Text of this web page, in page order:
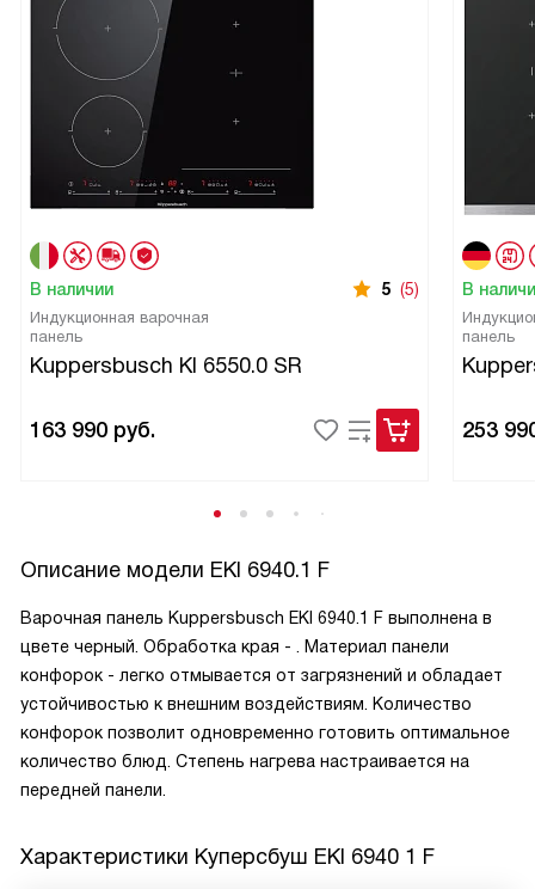
В наличии 5 (5)
Индукционная варочная
панель
Kuppersbusch KI 6550.0 SR
163 990 руб.
В
панель
253
Описание модели EKI 6940.1 F
Варочная панель Kuppersbusch EKI 6940.1 F выполнена в
цвете черный. Обработка края - . Материал панели
конфорок - легко отмывается от загрязнений и обладает
устойчивостью к внешним воздействиям. Количество
конфорок позволит одновременно готовить оптимальное
количество блюд. Степень нагрева настраивается на
передней панели.
Характеристики Куперсбуш EKI 6940 1 F